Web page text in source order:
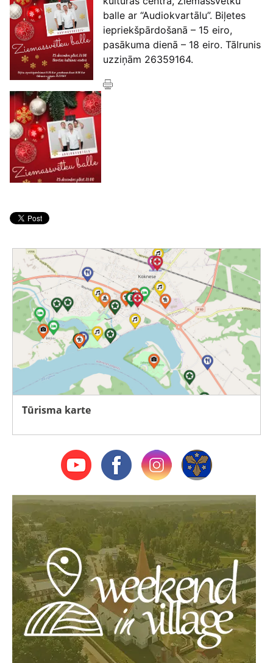
balle ar “Audiokvartālu”. Biļetes
iepriekšpārdošanā – 15 eiro,
pasākuma dienā – 18 eiro. Tālrunis
uzziņām 26359164.
Tūrisma karte